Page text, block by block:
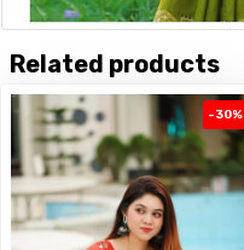
Related products
-30%